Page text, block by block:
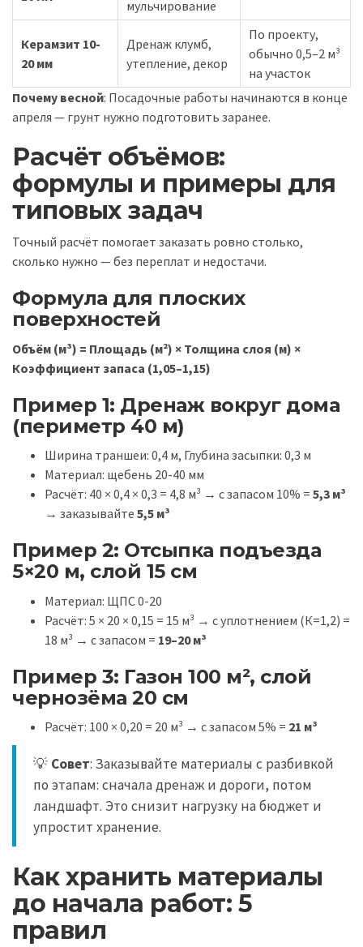
мульчирование
Керамзит 10-
20 мм
Дренаж клумб,
утепление, декор
По проекту,
обычно 0,5–2 м³
на участок
Почему весной: Посадочные работы начинаются в конце
апреля — грунт нужно подготовить заранее.
Расчёт объёмов:
формулы и примеры для
типовых задач
Точный расчёт помогает заказать ровно столько,
сколько нужно — без переплат и недостачи.
Формула для плоских
поверхностей
Объём (м³) = Площадь (м²) × Толщина слоя (м) ×
Коэффициент запаса (1,05–1,15)
Пример 1: Дренаж вокруг дома
(периметр 40 м)
Ширина траншеи: 0,4 м, Глубина засыпки: 0,3 м
Материал: щебень 20-40 мм
Расчёт: 40 × 0,4 × 0,3 = 4,8 м³ → с запасом 10% = 5,3 м³
→ заказывайте 5,5 м³
Пример 2: Отсыпка подъезда
5×20 м, слой 15 см
Материал: ЩПС 0-20
Расчёт: 5 × 20 × 0,15 = 15 м³ → с уплотнением (К=1,2) =
18 м³ → с запасом = 19–20 м³
Пример 3: Газон 100 м², слой
чернозёма 20 см
Расчёт: 100 × 0,20 = 20 м³ → с запасом 5% = 21 м³
💡 Совет: Заказывайте материалы с разбивкой
по этапам: сначала дренаж и дороги, потом
ландшафт. Это снизит нагрузку на бюджет и
упростит хранение.
Как хранить материалы
до начала работ: 5
правил